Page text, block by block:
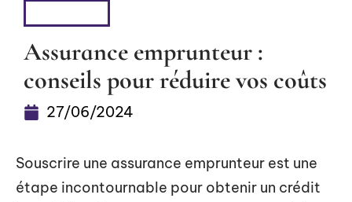
Assurance emprunteur :
conseils pour réduire vos coûts
27/06/2024
Souscrire une assurance emprunteur est une
étape incontournable pour obtenir un crédit